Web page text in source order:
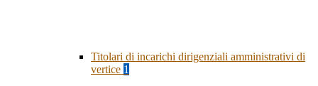
Titolari di incarichi dirigenziali amministrativi di
vertice 1